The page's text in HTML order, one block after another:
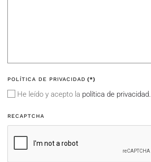
POLÍTICA DE PRIVACIDAD (*)
He leído y acepto la política de privacidad.
RECAPTCHA